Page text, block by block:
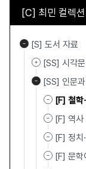
[C] 최민 컬렉션
[S] 도서 자료
[SS] 시각
[SS] 인문과
[F] 철학
[F] 역사
[F] 정치
[F] 문학